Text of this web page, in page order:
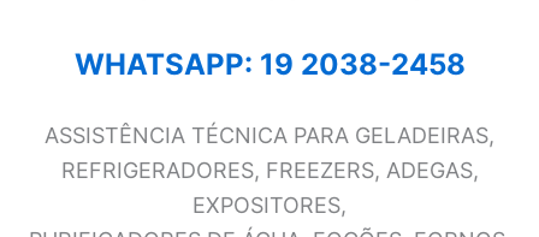
WHATSAPP: 19 2038-2458
ASSISTÊNCIA TÉCNICA PARA GELADEIRAS,
REFRIGERADORES, FREEZERS, ADEGAS,
EXPOSITORES,